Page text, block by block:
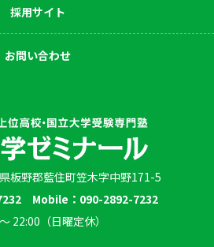
採用サイト
お問い合わせ
板野郡藍住町笠木字中野171-5
Mobile：090-2892-7232
22:00（日曜定休）